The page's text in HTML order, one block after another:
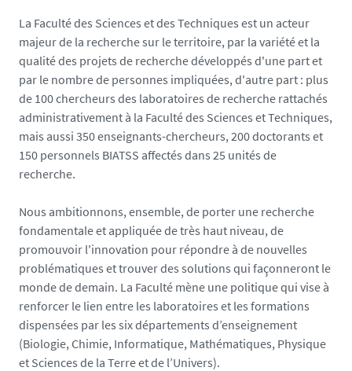
La Faculté des Sciences et des Techniques est un acteur
majeur de la recherche sur le territoire, par la variété et la
qualité des projets de recherche développés d'une part et
par le nombre de personnes impliquées, d'autre part : plus
de 100 chercheurs des laboratoires de recherche rattachés
administrativement à la Faculté des Sciences et Techniques,
mais aussi 350 enseignants-chercheurs, 200 doctorants et
150 personnels BIATSS affectés dans 25 unités de
recherche.
Nous ambitionnons, ensemble, de porter une recherche
fondamentale et appliquée de très haut niveau, de
promouvoir l'innovation pour répondre à de nouvelles
problématiques et trouver des solutions qui façonneront le
monde de demain. La Faculté mène une politique qui vise à
renforcer le lien entre les laboratoires et les formations
dispensées par les six départements d’enseignement
(Biologie, Chimie, Informatique, Mathématiques, Physique
et Sciences de la Terre et de l’Univers).